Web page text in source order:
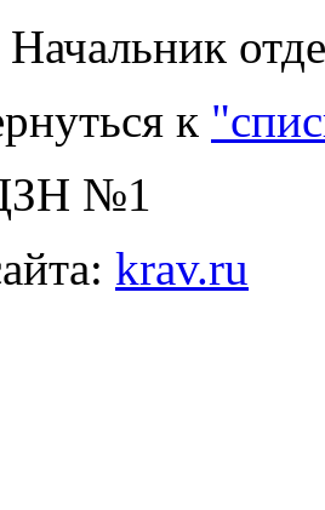
Начальник
к
№1
krav.ru